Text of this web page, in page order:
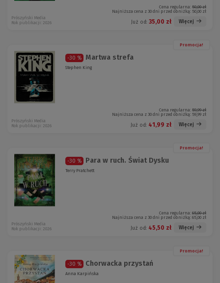
Cena regularna: 50,00 zł
Najniższa cena z 30 dni przed obniżką: 50,00 zł
Już od: 35,00 zł Więcej
Prószyński Media
Rok publikacji: 2026
Promocja!
-30 % Martwa strefa
Stephen King
Cena regularna: 59,99 zł
Najniższa cena z 30 dni przed obniżką: 59,99 zł
Już od: 41,99 zł Więcej
Prószyński Media
Rok publikacji: 2026
Promocja!
-30 % Para w ruch. Świat Dysku
Terry Pratchett
Cena regularna: 65,00 zł
Najniższa cena z 30 dni przed obniżką: 65,00 zł
Już od: 45,50 zł Więcej
Prószyński Media
Rok publikacji: 2026
Promocja!
-30 % Chorwacka przystań
Anna Karpińska